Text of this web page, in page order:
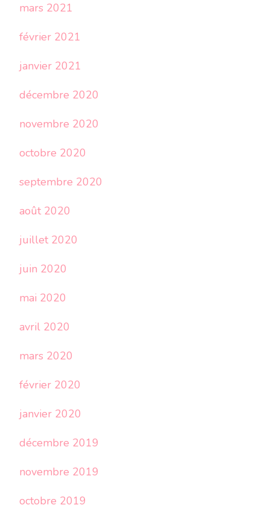
mars 2021
février 2021
janvier 2021
décembre 2020
novembre 2020
octobre 2020
septembre 2020
août 2020
juillet 2020
juin 2020
mai 2020
avril 2020
mars 2020
février 2020
janvier 2020
décembre 2019
novembre 2019
octobre 2019